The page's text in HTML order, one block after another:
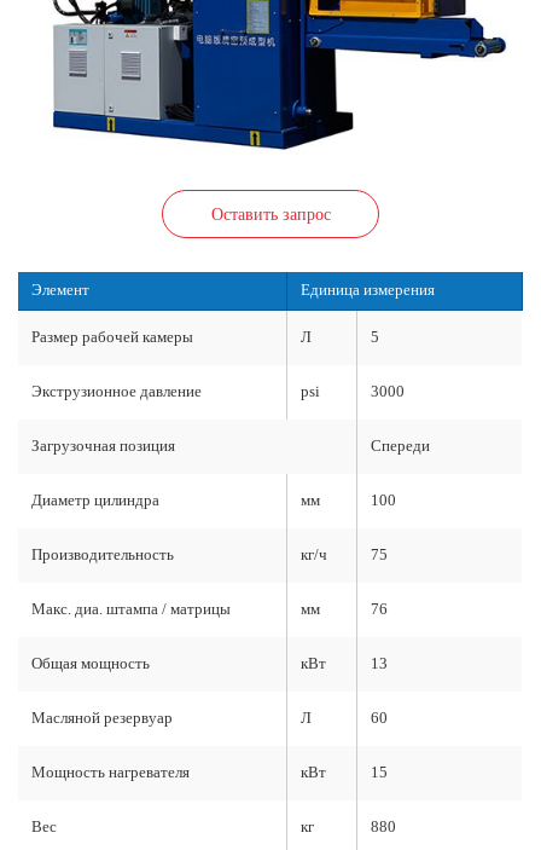
Оставить запрос
Элемент Единица измерения
Размер рабочей камеры Л 5
Экструзионное давление psi 3000
Загрузочная позиция Спереди
Диаметр цилиндра мм 100
Производительность кг/ч 75
Макс. диа. штампа / матрицы мм 76
Общая мощность кВт 13
Масляной резервуар Л 60
Мощность нагревателя кВт 15
Вес кг 880